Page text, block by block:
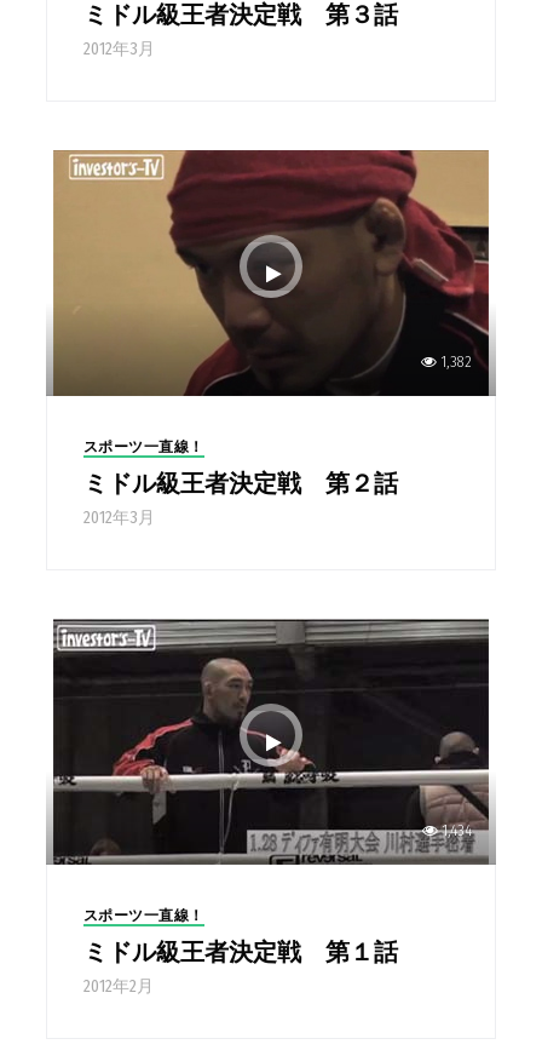
ミドル級王者決定戦 第３話
2012年3月
1,382
スポーツ一直線！
ミドル級王者決定戦 第２話
2012年3月
1,434
スポーツ一直線！
ミドル級王者決定戦 第１話
2012年2月